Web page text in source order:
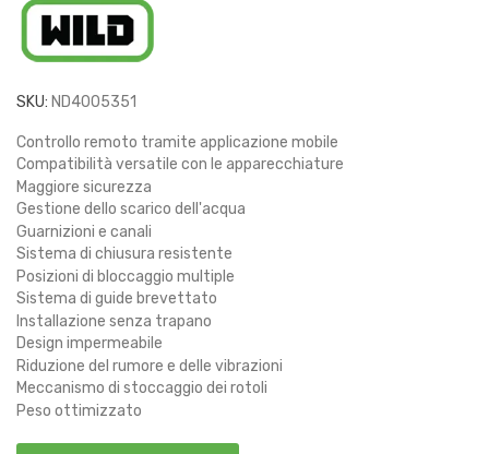
SKU: ND4005351
Controllo remoto tramite applicazione mobile
Compatibilità versatile con le apparecchiature
Maggiore sicurezza
Gestione dello scarico dell'acqua
Guarnizioni e canali
Sistema di chiusura resistente
Posizioni di bloccaggio multiple
Sistema di guide brevettato
Installazione senza trapano
Design impermeabile
Riduzione del rumore e delle vibrazioni
Meccanismo di stoccaggio dei rotoli
Peso ottimizzato